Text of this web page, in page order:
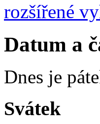
rozšířené
Datum a
Dnes je
Svátek